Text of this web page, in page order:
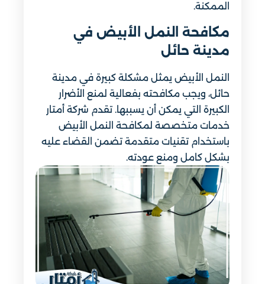
الممكنة.
مكافحة النمل الأبيض في
مدينة حائل
النمل الأبيض يمثل مشكلة كبيرة في مدينة
حائل، ويجب مكافحته بفعالية لمنع الأضرار
الكبيرة التي يمكن أن يسببها. تقدم شركة أمتار
خدمات متخصصة لمكافحة النمل الأبيض
باستخدام تقنيات متقدمة تضمن القضاء عليه
بشكل كامل ومنع عودته.